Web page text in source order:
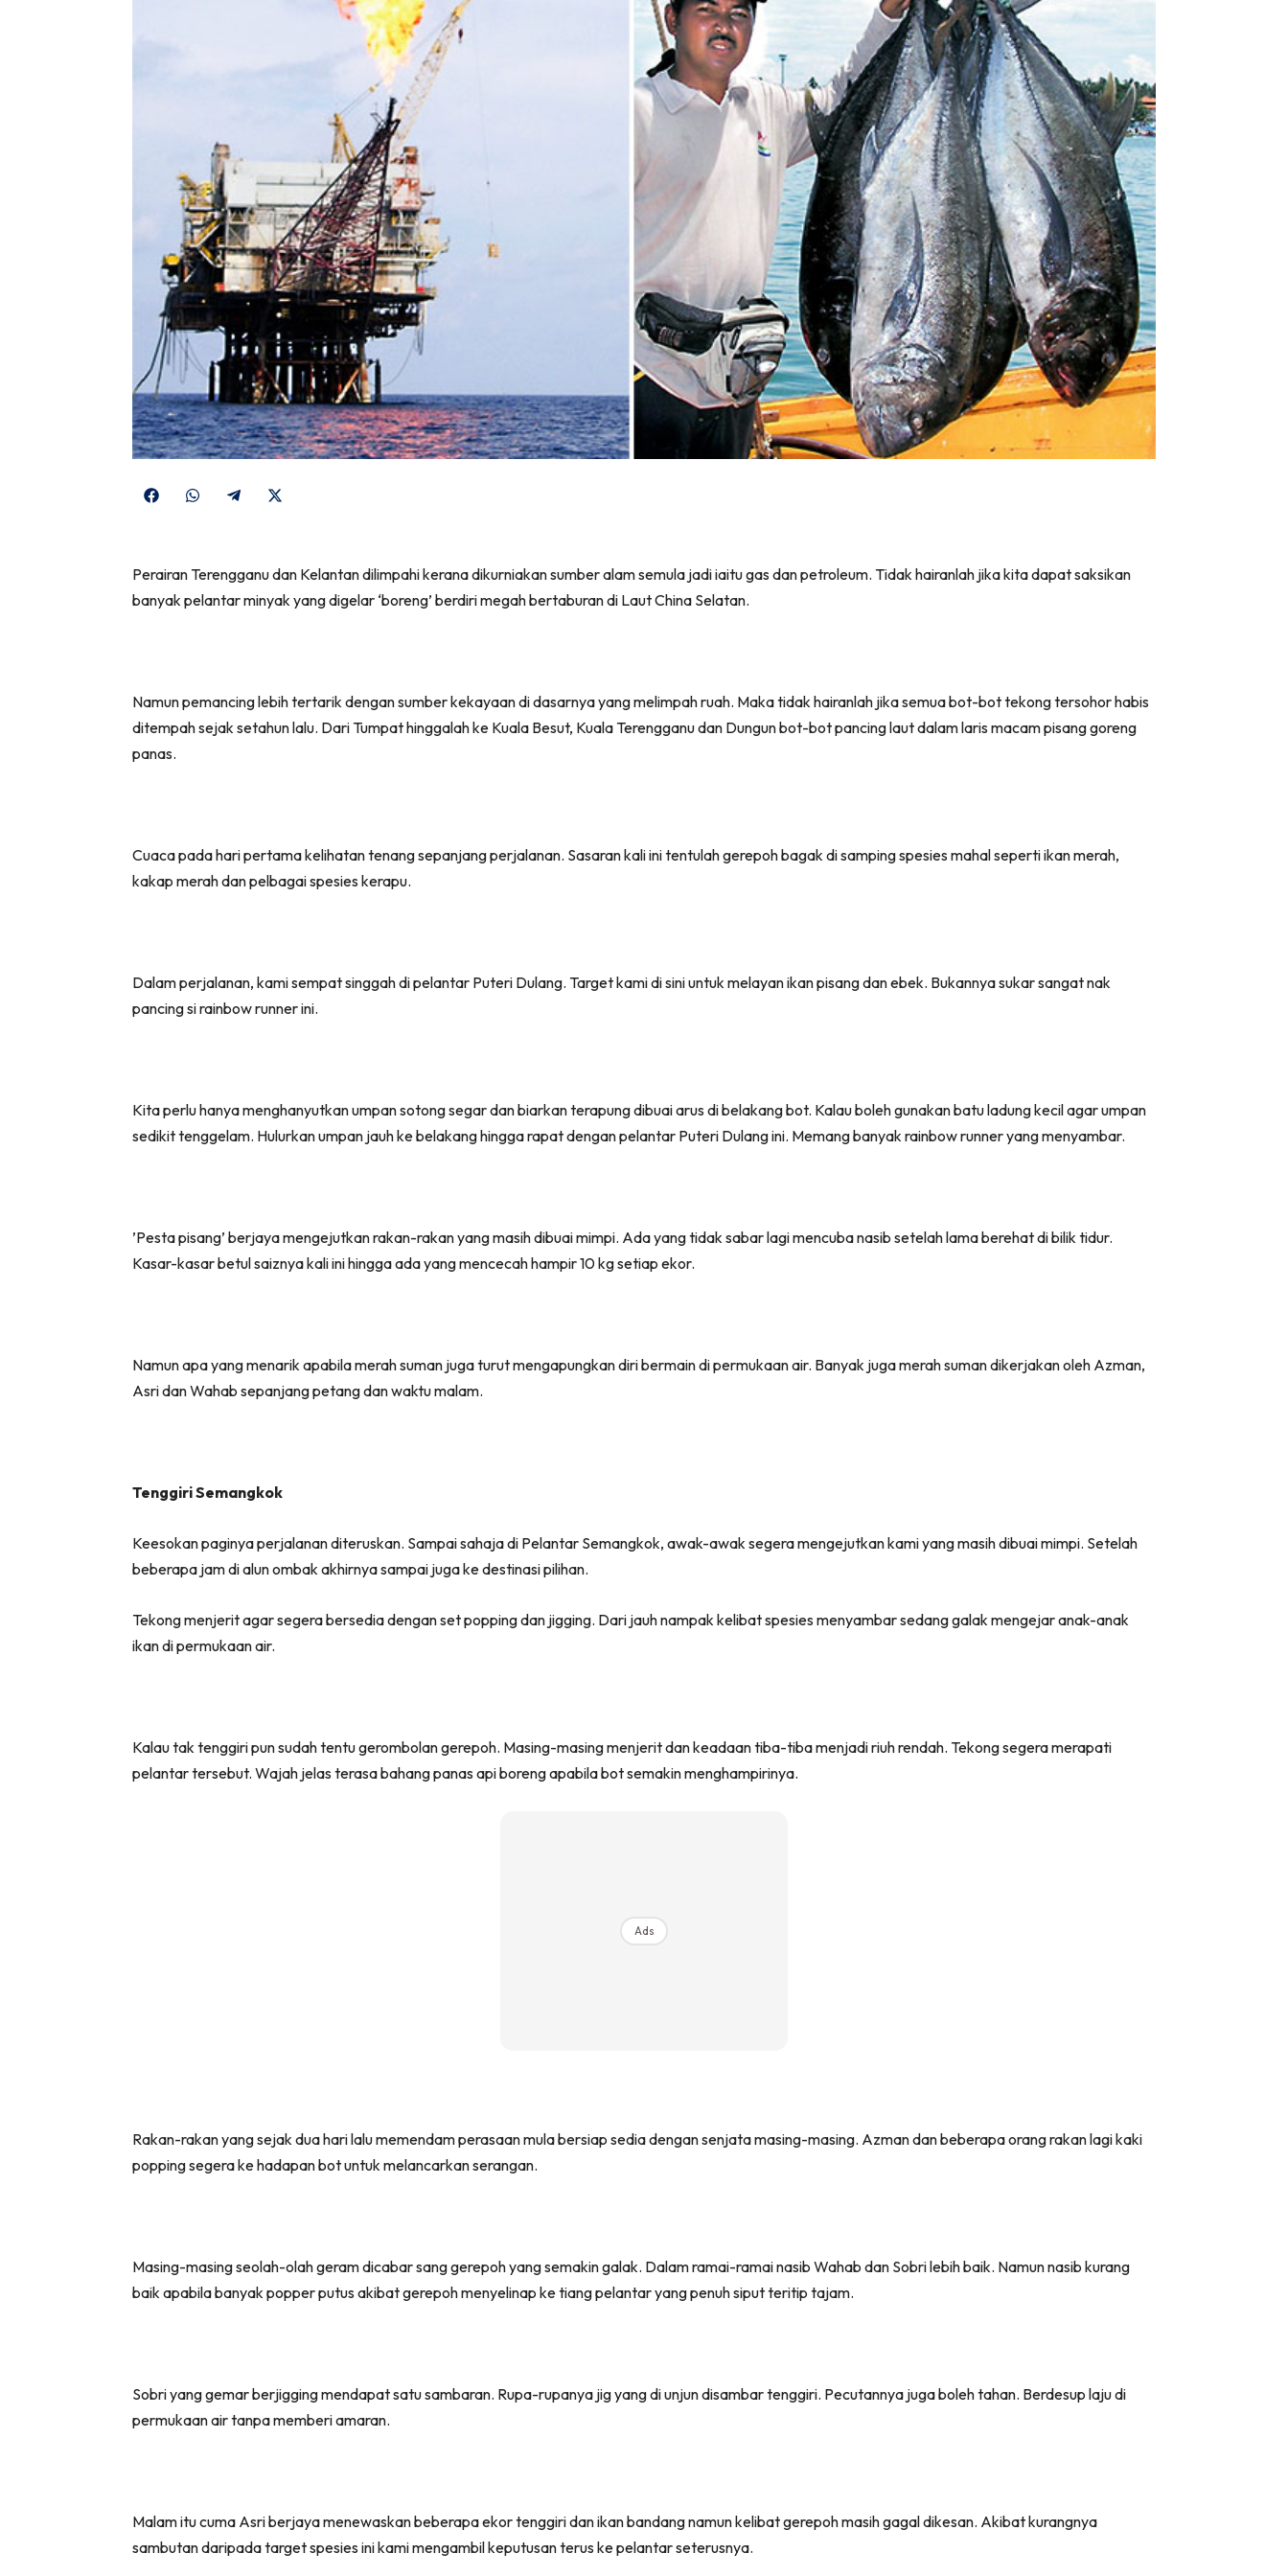
Share
Share
Share
(Twitter)
Perairan Terengganu dan Kelantan dilimpahi kerana dikurniakan sumber alam semula jadi iaitu gas dan petroleum. Tidak hairanlah jika kita dapat saksikan
banyak pelantar minyak yang digelar ‘boreng’ berdiri megah bertaburan di Laut China Selatan.
Namun pemancing lebih tertarik dengan sumber kekayaan di dasarnya yang melimpah ruah. Maka tidak hairanlah jika semua bot-bot tekong tersohor habis
ditempah sejak setahun lalu. Dari Tumpat hinggalah ke Kuala Besut, Kuala Terengganu dan Dungun bot-bot pancing laut dalam laris macam pisang goreng
panas.
Cuaca pada hari pertama kelihatan tenang sepanjang perjalanan. Sasaran kali ini tentulah gerepoh bagak di samping spesies mahal seperti ikan merah,
kakap merah dan pelbagai spesies kerapu.
Dalam perjalanan, kami sempat singgah di pelantar Puteri Dulang. Target kami di sini untuk melayan ikan pisang dan ebek. Bukannya sukar sangat nak
pancing si rainbow runner ini.
Kita perlu hanya menghanyutkan umpan sotong segar dan biarkan terapung dibuai arus di belakang bot. Kalau boleh gunakan batu ladung kecil agar umpan
sedikit tenggelam. Hulurkan umpan jauh ke belakang hingga rapat dengan pelantar Puteri Dulang ini. Memang banyak rainbow runner yang menyambar.
’Pesta pisang’ berjaya mengejutkan rakan-rakan yang masih dibuai mimpi. Ada yang tidak sabar lagi mencuba nasib setelah lama berehat di bilik tidur.
Kasar-kasar betul saiznya kali ini hingga ada yang mencecah hampir 10 kg setiap ekor.
Namun apa yang menarik apabila merah suman juga turut mengapungkan diri bermain di permukaan air. Banyak juga merah suman dikerjakan oleh Azman,
Asri dan Wahab sepanjang petang dan waktu malam.
Tenggiri Semangkok
Keesokan paginya perjalanan diteruskan. Sampai sahaja di Pelantar Semangkok, awak-awak segera mengejutkan kami yang masih dibuai mimpi. Setelah
beberapa jam di alun ombak akhirnya sampai juga ke destinasi pilihan.
Tekong menjerit agar segera bersedia dengan set popping dan jigging. Dari jauh nampak kelibat spesies menyambar sedang galak mengejar anak-anak
ikan di permukaan air.
Kalau tak tenggiri pun sudah tentu gerombolan gerepoh. Masing-masing menjerit dan keadaan tiba-tiba menjadi riuh rendah. Tekong segera merapati
pelantar tersebut. Wajah jelas terasa bahang panas api boreng apabila bot semakin menghampirinya.
Ads
Rakan-rakan yang sejak dua hari lalu memendam perasaan mula bersiap sedia dengan senjata masing-masing. Azman dan beberapa orang rakan lagi kaki
popping segera ke hadapan bot untuk melancarkan serangan.
Masing-masing seolah-olah geram dicabar sang gerepoh yang semakin galak. Dalam ramai-ramai nasib Wahab dan Sobri lebih baik. Namun nasib kurang
baik apabila banyak popper putus akibat gerepoh menyelinap ke tiang pelantar yang penuh siput teritip tajam.
Sobri yang gemar berjigging mendapat satu sambaran. Rupa-rupanya jig yang di unjun disambar tenggiri. Pecutannya juga boleh tahan. Berdesup laju di
permukaan air tanpa memberi amaran.
Malam itu cuma Asri berjaya menewaskan beberapa ekor tenggiri dan ikan bandang namun kelibat gerepoh masih gagal dikesan. Akibat kurangnya
sambutan daripada target spesies ini kami mengambil keputusan terus ke pelantar seterusnya.